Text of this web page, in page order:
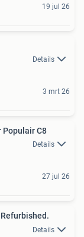
19 jul 26
Details
3 mrt 26
Populair C8
Details
27 jul 26
Details